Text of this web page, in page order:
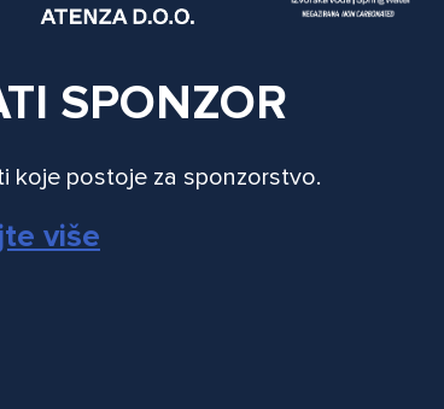
SPONZOR
koje postoje za sponzorstvo.
više